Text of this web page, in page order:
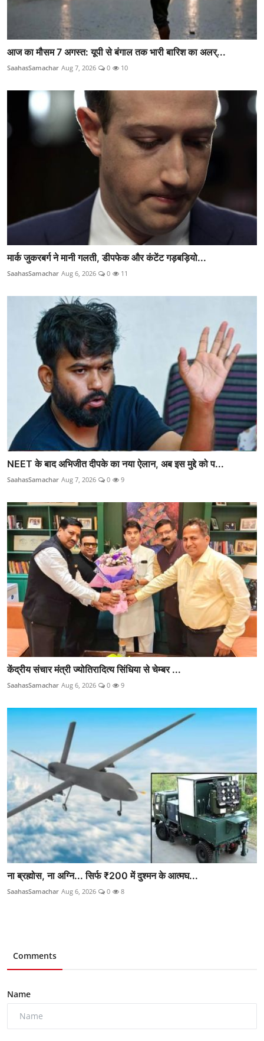
आज का मौसम 7 अगस्त: यूपी से बंगाल तक भारी बारिश का अलर्...
SaahasSamachar Aug 7, 2026 0 10
मार्क जुकरबर्ग ने मानी गलती, डीपफेक और कंटेंट गड़बड़ियो...
SaahasSamachar Aug 6, 2026 0 11
NEET के बाद अभिजीत दीपके का नया ऐलान, अब इस मुद्दे को प...
SaahasSamachar Aug 7, 2026 0 9
केंद्रीय संचार मंत्री ज्योतिरादित्य सिंधिया से चेम्बर ...
SaahasSamachar Aug 6, 2026 0 9
ना ब्रह्मोस, ना अग्नि... सिर्फ ₹200 में दुश्मन के आत्मघ...
SaahasSamachar Aug 6, 2026 0 8
Comments
Name